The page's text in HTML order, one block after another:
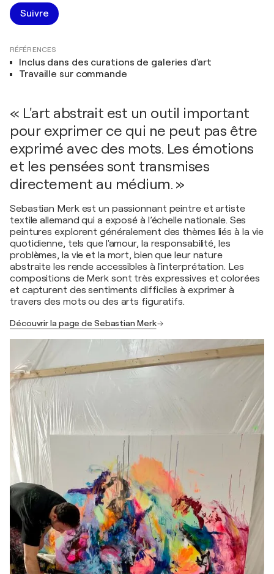
Suivre
RÉFÉRENCES
Inclus dans des curations de galeries d'art
Travaille sur commande
« L'art abstrait est un outil important
pour exprimer ce qui ne peut pas être
exprimé avec des mots. Les émotions
et les pensées sont transmises
directement au médium. »
Sebastian Merk est un passionnant peintre et artiste
textile allemand qui a exposé à l’échelle nationale. Ses
peintures explorent généralement des thèmes liés à la vie
quotidienne, tels que l'amour, la responsabilité, les
problèmes, la vie et la mort, bien que leur nature
abstraite les rende accessibles à l'interprétation. Les
compositions de Merk sont très expressives et colorées
et capturent des sentiments difficiles à exprimer à
travers des mots ou des arts figuratifs.
Découvrir la page de Sebastian Merk